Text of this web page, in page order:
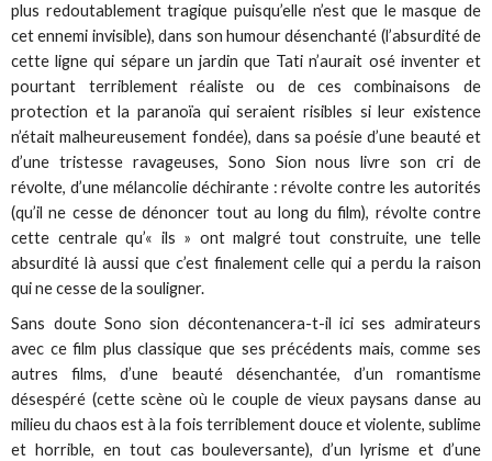
plus redoutablement tragique puisqu’elle n’est que le masque de
cet ennemi invisible), dans son humour désenchanté (l’absurdité de
cette ligne qui sépare un jardin que Tati n’aurait osé inventer et
pourtant terriblement réaliste ou de ces combinaisons de
protection et la paranoïa qui seraient risibles si leur existence
n’était malheureusement fondée), dans sa poésie d’une beauté et
d’une tristesse ravageuses, Sono Sion nous livre son cri de
révolte, d’une mélancolie déchirante : révolte contre les autorités
(qu’il ne cesse de dénoncer tout au long du film), révolte contre
cette centrale qu’« ils » ont malgré tout construite, une telle
absurdité là aussi que c’est finalement celle qui a perdu la raison
qui ne cesse de la souligner.
Sans doute Sono sion décontenancera-t-il ici ses admirateurs
avec ce film plus classique que ses précédents mais, comme ses
autres films, d’une beauté désenchantée, d’un romantisme
désespéré (cette scène où le couple de vieux paysans danse au
milieu du chaos est à la fois terriblement douce et violente, sublime
et horrible, en tout cas bouleversante), d’un lyrisme et d’une